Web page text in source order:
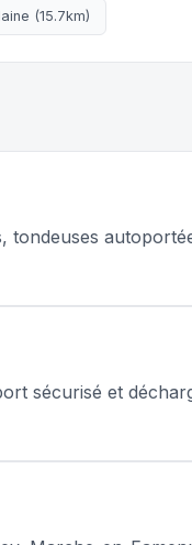
(15.7km)
tondeuses
sécurisé et